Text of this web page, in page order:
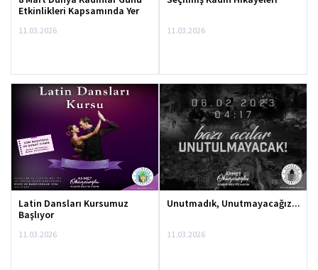
Latin Dansları Kursumuz
Başlıyor
11.03.2026
Unutmadık, Unutmayacağız...
11.03.2026